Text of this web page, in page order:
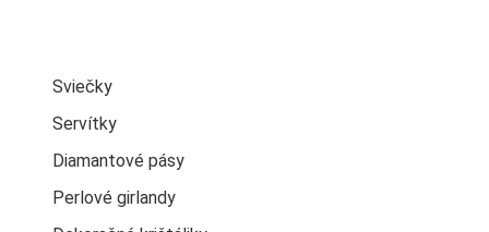
Sviečky
Servítky
Diamantové pásy
Perlové girlandy